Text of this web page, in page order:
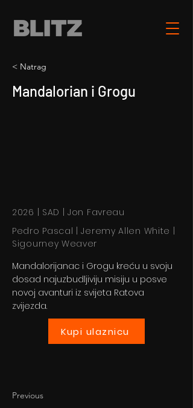
< Natrag
Mandalorian i Grogu
2026 | SAD | Jon Favreau
Pedro Pascal | Jeremy Allen White |
Sigourney Weaver
Mandalorijanac i Grogu kreću u svoju
dosad najuzbudljiviju misiju u posve
novoj avanturi iz svijeta Ratova
zvijezda.
Kupi ulaznicu
Previous